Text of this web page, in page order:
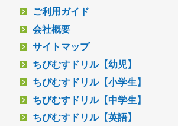
ご利用ガイド
会社概要
サイトマップ
ちびむすドリル【幼児】
ちびむすドリル【小学生】
ちびむすドリル【中学生】
ちびむすドリル【英語】